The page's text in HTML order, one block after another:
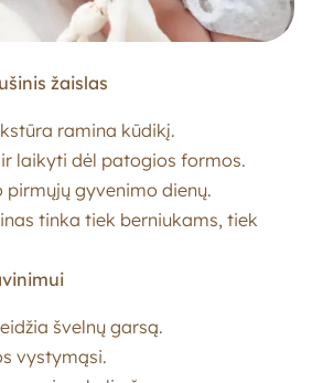
žaislas
ramina kūdikį.
laikyti dėl patogios formos.
pirmųjų gyvenimo dienų.
tinka tiek berniukams, tiek
švelnų garsą.
vystymąsi.